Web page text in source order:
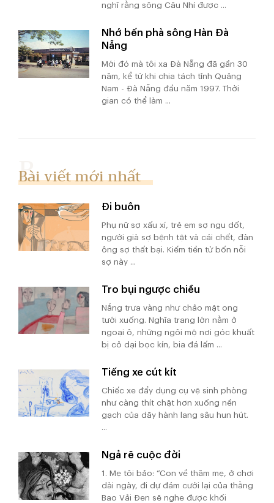
nghĩ rằng sông Câu Nhí được ...
Nhớ bến phà sông Hàn Đà
Nẵng
Mới đó mà tôi xa Đà Nẵng đã gần 30
năm, kể từ khi chia tách tỉnh Quảng
Nam - Đà Nẵng đầu năm 1997. Thời
gian có thể làm ...
Bài viết mới nhất
Đi buôn
Phụ nữ sợ xấu xí, trẻ em sợ ngu dốt,
người già sợ bệnh tật và cái chết, đàn
ông sợ thất bại. Kiếm tiền từ bốn nỗi
sợ này ...
Tro bụi ngược chiều
Nắng trưa vàng như chảo mật ong
tưới xuống. Nghĩa trang lớn nằm ở
ngoại ô, những ngôi mộ nơi góc khuất
bị cỏ dại bọc kín, bia đá lấm ...
Tiếng xe cút kít
Chiếc xe đẩy dụng cụ vệ sinh phòng
như càng thít chặt hơn xuống nền
gạch của dãy hành lang sâu hun hút.
...
Ngả rẽ cuộc đời
1. Mẹ tôi bảo: “Con về thăm mẹ, ở chơi
dài ngày, đi dự đám cưới lại của thằng
Bao Vải Đen sẽ nghe được khối